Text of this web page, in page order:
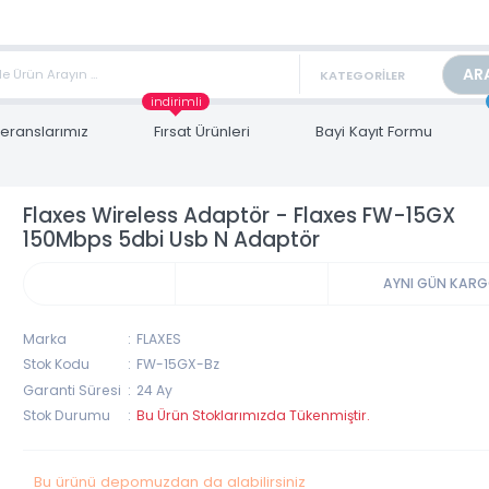
FİYAT ALMAK İÇİN satis@toptanbilgisayar.net MAİL ATINIZ.
AYNI GÜN KARGO İLE GÖNDERİYORUZ!
Referanslarımız Fırsat Ürünleri
indirimli
Bayi Kayıt
Flaxes Wireless Adaptör - Flaxes FW-
150Mbps 5dbi Usb N Adaptör
Marka FLAXES
Stok Kodu
Garanti Süresi 24 Ay